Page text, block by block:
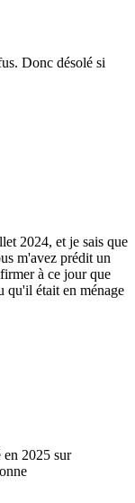
Donc désolé si
2024, et je sais que
m'avez prédit un
à ce jour que
qu'il était en ménage
en 2025 sur